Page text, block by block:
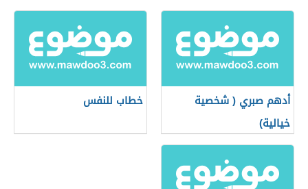
أدهم صبري ( شخصية
خيالية)
خطاب للنفس